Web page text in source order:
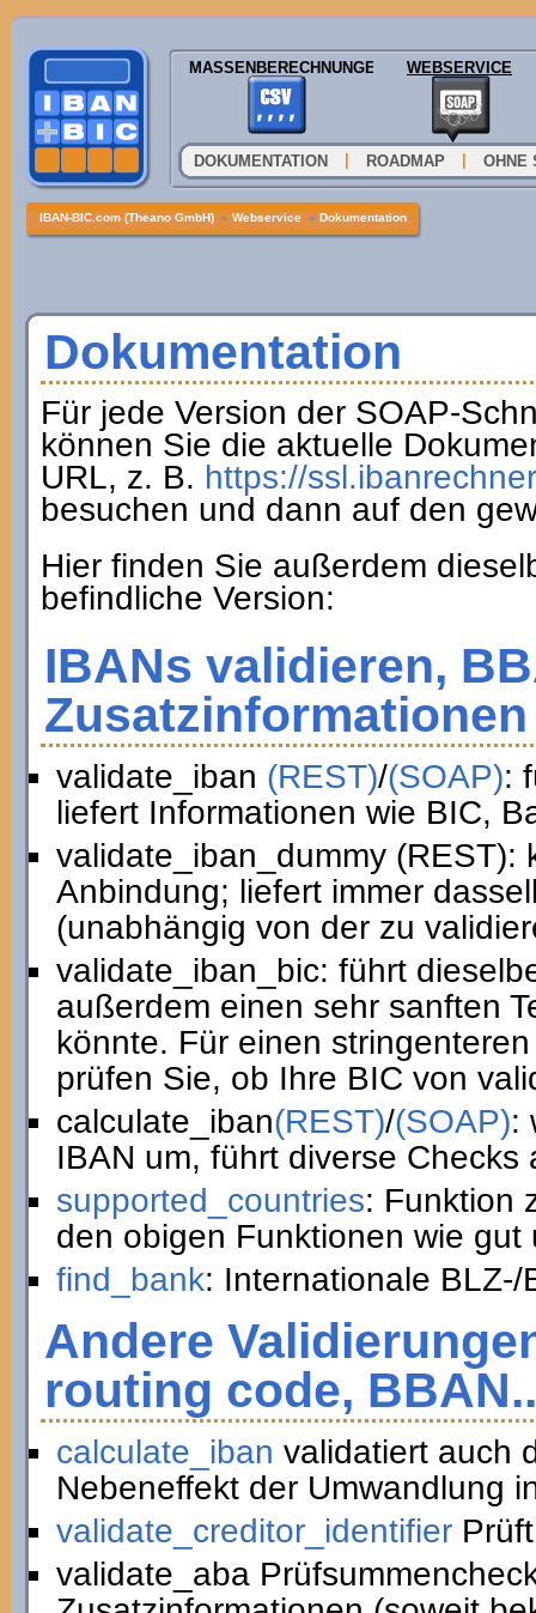
MASSENBERECHNUNGEN WEBSERVICE
DOKUMENTATION ROADMAP OHNE
IBAN-BIC.com (Theano GmbH) » Webservice » Dokumentation
Dokumentation
Für jede Version der SOAP-
können Sie die aktuelle
URL, z. B. https://
besuchen und dann auf den
Hier finden Sie außerdem
befindliche Version:
IBANs validieren,
validate_iban (REST)/(SOAP):
liefert Informationen wie BIC,
validate_iban_dummy (REST):
Anbindung; liefert immer
(unabhängig von der zu
validate_iban_bic: führt
außerdem einen sehr sanften
könnte. Für einen
prüfen Sie, ob Ihre BIC von
calculate_iban(REST)/(SOAP):
IBAN um, führt diverse
supported_countries: Funktion
den obigen Funktionen wie gut
find_bank: Internationale BLZ-/
Andere
routing code,
calculate_iban validatiert auch
Nebeneffekt der Umwandlung
validate_creditor_identifierPrüft
validate_aba